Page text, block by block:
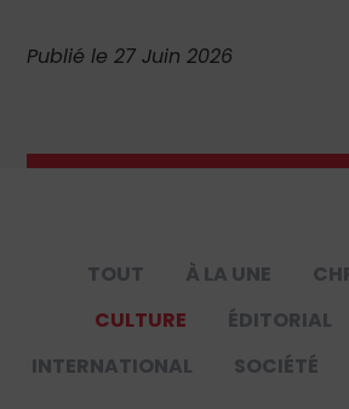
Publié le 27 Juin 2026
TOUT À LA UNE
CULTURE
ÉDITORIAL
INTERNATIONAL
SOCIÉTÉ